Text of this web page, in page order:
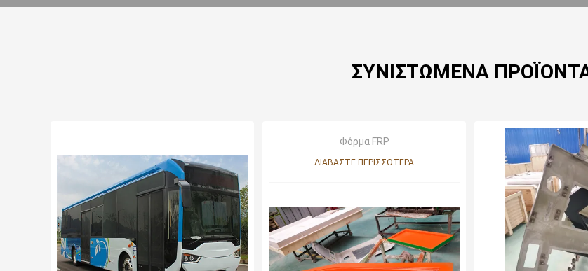
ΣΥΝΙΣΤΏΜΕΝΑ
Φόρμα FRP
ΔΙΑΒΆΣΤΕ ΠΕΡΙΣΣΌΤΕΡΑ